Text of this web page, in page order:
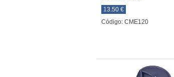
13.50 €
Código: CME120